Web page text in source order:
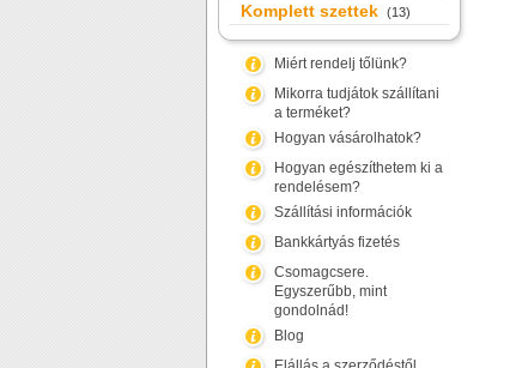
Komplett szettek (13)
Miért rendelj tőlünk?
Mikorra tudjátok szállítani
a terméket?
Hogyan vásárolhatok?
Hogyan egészíthetem ki a
rendelésem?
Szállítási információk
Bankkártyás fizetés
Csomagcsere.
Egyszerűbb, mint
gondolnád!
Blog